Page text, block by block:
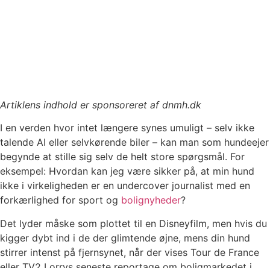
Artiklens indhold er sponsoreret af dnmh.dk
I en verden hvor intet længere synes umuligt – selv ikke
talende AI eller selvkørende biler – kan man som hundeejer
begynde at stille sig selv de helt store spørgsmål. For
eksempel: Hvordan kan jeg være sikker på, at min hund
ikke i virkeligheden er en undercover journalist med en
forkærlighed for sport og bolignyheder?
Det lyder måske som plottet til en Disneyfilm, men hvis du
kigger dybt ind i de der glimtende øjne, mens din hund
stirrer intenst på fjernsynet, når der vises Tour de France